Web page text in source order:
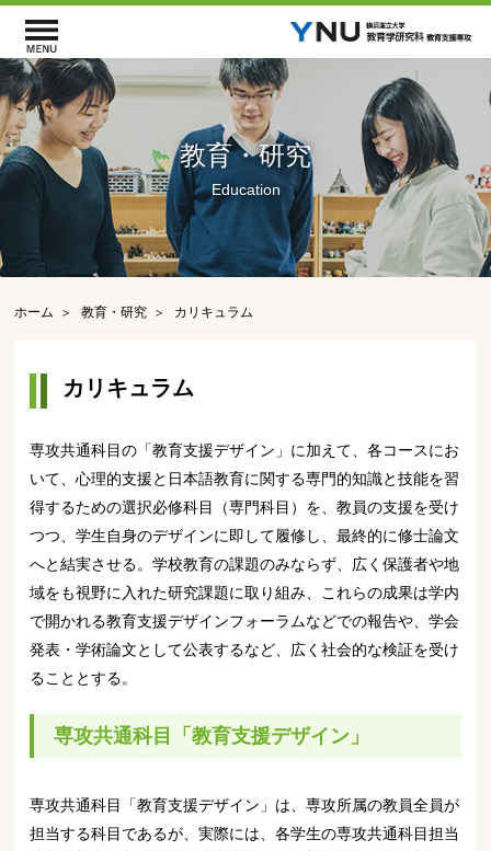
教育・研究
Education
ホーム 教育・研究 カリキュラム
カリキュラム
専攻共通科目の「教育支援デザイン」に加えて、各コースにお
いて、心理的支援と日本語教育に関する専門的知識と技能を習
得するための選択必修科目（専門科目）を、教員の支援を受け
つつ、学生自身のデザインに即して履修し、最終的に修士論文
へと結実させる。学校教育の課題のみならず、広く保護者や地
域をも視野に入れた研究課題に取り組み、これらの成果は学内
で開かれる教育支援デザインフォーラムなどでの報告や、学会
発表・学術論文として公表するなど、広く社会的な検証を受け
ることとする。
専攻共通科目「教育支援デザイン」
専攻共通科目「教育支援デザイン」は、専攻所属の教員全員が
担当する科目であるが、実際には、各学生の専攻共通科目担当